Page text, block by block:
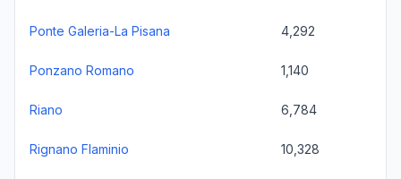
Ponte Galeria-La Pisana 4,292
Ponzano Romano 1,140
Riano 6,784
Rignano Flaminio 10,328